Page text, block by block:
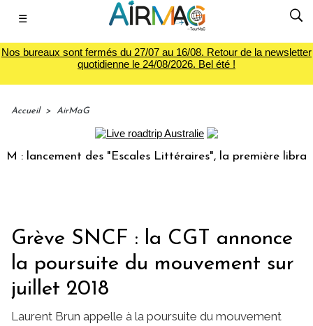
☰
Nos bureaux sont fermés du 27/07 au 16/08. Retour de la newsletter
quotidienne le 24/08/2026. Bel été !
Accueil > AirMaG
des "Escales Littéraires", la première librairie du
Grève SNCF : la CGT annonce
la poursuite du mouvement sur
juillet 2018
Laurent Brun appelle à la poursuite du mouvement